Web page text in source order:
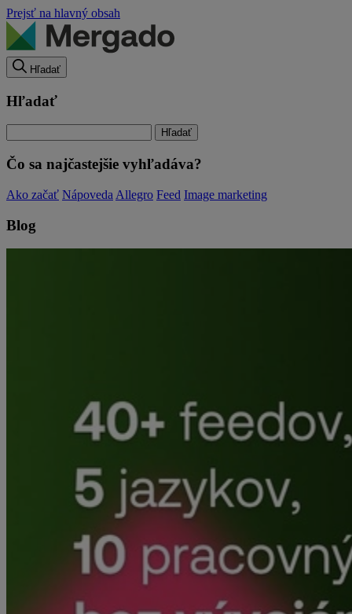
Prejsť na hlavný obsah
Hľadať
Hľadať
Čo sa najčastejšie vyhľadáva?
Ako začať Nápoveda Allegro Feed Image marketing
Blog